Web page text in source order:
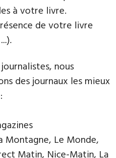
à votre livre.
de votre livre
nous
des journaux les mieux
Montagne, Le Monde,